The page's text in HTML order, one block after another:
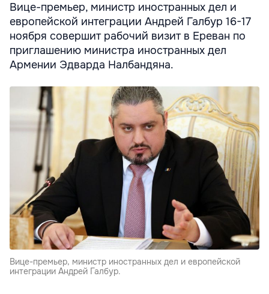
Вице-премьер, министр иностранных дел и
европейской интеграции Андрей Галбур 16-17
ноября совершит рабочий визит в Ереван по
приглашению министра иностранных дел
Армении Эдварда Налбандяна.
Вице-премьер, министр иностранных дел и европейской
интеграции Андрей Галбур.